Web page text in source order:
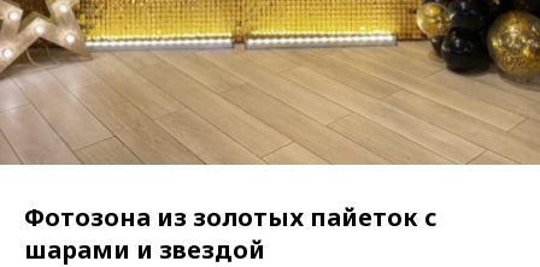
Фотозона из золотых пайеток с
шарами и звездой